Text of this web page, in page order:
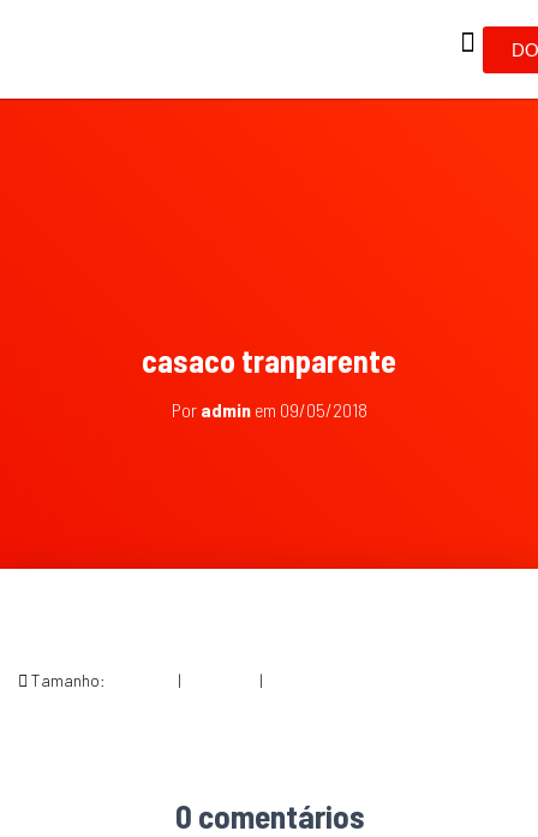
casaco tranparente
Por adminem 09/05/2018
Tamanho: | |
0 comentários